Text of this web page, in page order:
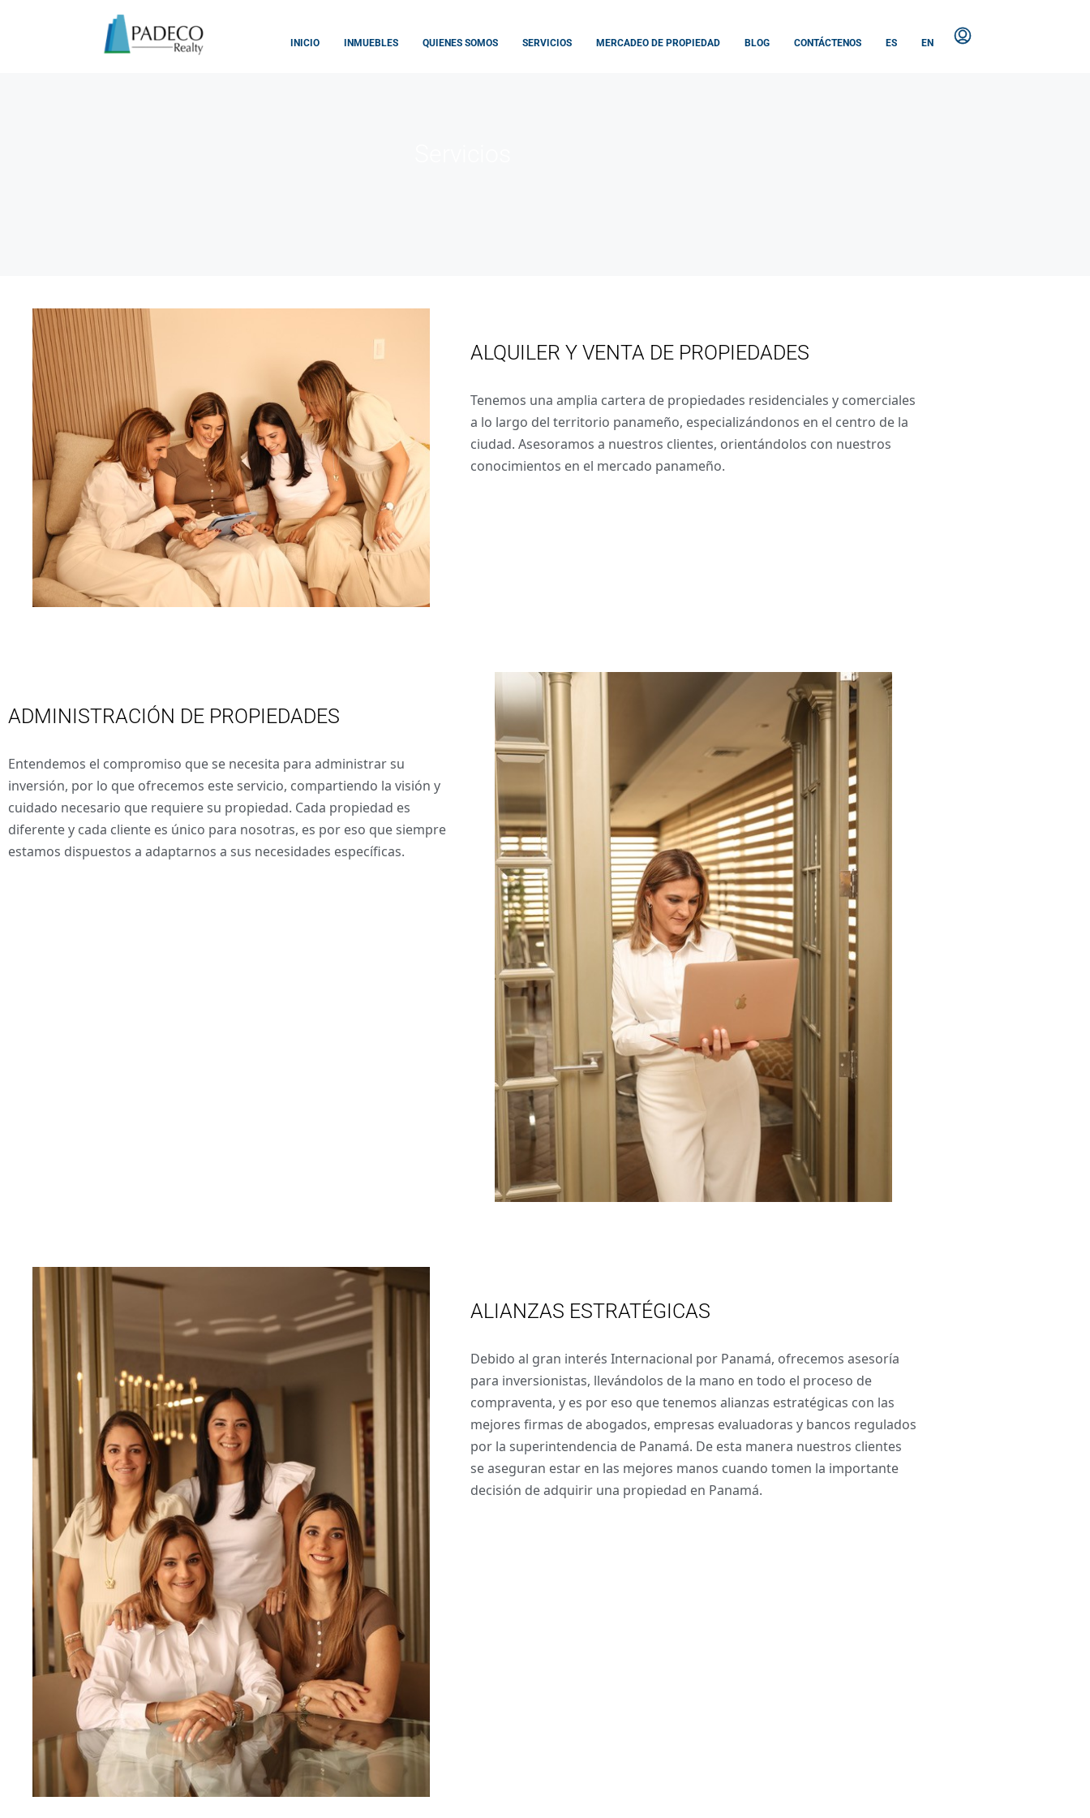
INICIO INMUEBLES QUIENES SOMOS SERVICIOS MERCADEO DE PROPIEDAD BLOG CONTÁCTENOS ES EN
ALQUILER Y VENTA DE PROPIEDADES
Tenemos una amplia cartera de propiedades residenciales y comerciales
a lo largo del territorio panameño, especializándonos en el centro de la
ciudad. Asesoramos a nuestros clientes, orientándolos con nuestros
conocimientos en el mercado panameño.
ADMINISTRACIÓN DE PROPIEDADES
Entendemos el compromiso que se necesita para administrar su
inversión, por lo que ofrecemos este servicio, compartiendo la visión y
cuidado necesario que requiere su propiedad. Cada propiedad es
diferente y cada cliente es único para nosotras, es por eso que siempre
estamos dispuestos a adaptarnos a sus necesidades específicas.
ALIANZAS ESTRATÉGICAS
Debido al gran interés Internacional por Panamá, ofrecemos asesoría
para inversionistas, llevándolos de la mano en todo el proceso de
compraventa, y es por eso que tenemos alianzas estratégicas con las
mejores firmas de abogados, empresas evaluadoras y bancos regulados
por la superintendencia de Panamá. De esta manera nuestros clientes
se aseguran estar en las mejores manos cuando tomen la importante
decisión de adquirir una propiedad en Panamá.